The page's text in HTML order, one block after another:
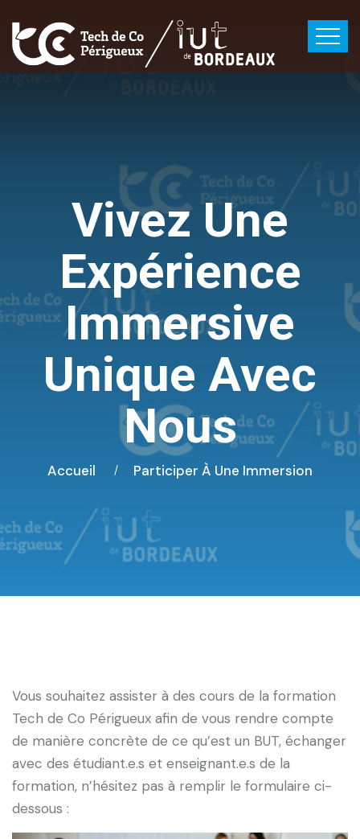
Vivez Une
Expérience
Immersive
Unique Avec
Nous
Accueil Participer À Une Immersion
Vous souhaitez assister à des cours de la formation
Tech de Co Périgueux afin de vous rendre compte
de manière concrète de ce qu’est un BUT, échanger
avec des étudiant.e.s et enseignant.e.s de la
formation, n’hésitez pas à remplir le formulaire ci-
dessous :